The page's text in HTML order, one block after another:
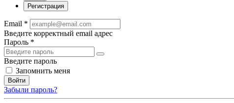
Регистрация
Email *
Введите корректный email адрес
Пароль *
Введите пароль
Запомнить меня
Войти
Забыли пароль?